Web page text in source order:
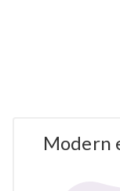
Modern